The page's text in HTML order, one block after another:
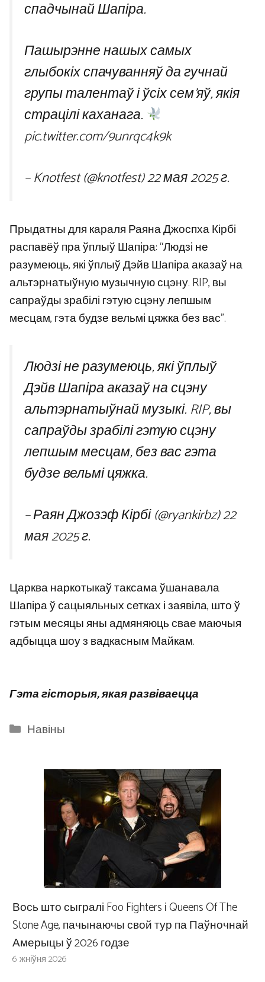
спадчынай Шапіра.
Пашырэнне нашых самых
глыбокіх спачуванняў да гучнай
групы талентаў і ўсіх сем’яў, якія
страцілі каханага.
pic.twitter.com/9unrqc4k9k
– Knotfest (@knotfest)22 мая 2025 г.
Прыдатны для караля Раяна Джоспха Кірбі
распавёў пра ўплыў Шапіра: “Людзі не
разумеюць, які ўплыў Дэйв Шапіра аказаў на
альтэрнатыўную музычную сцэну. RIP, вы
сапраўды зрабілі гэтую сцэну лепшым
месцам, гэта будзе вельмі цяжка без вас”.
Людзі не разумеюць, які ўплыў
Дэйв Шапіра аказаў на сцэну
альтэрнатыўнай музыкі. RIP, вы
сапраўды зрабілі гэтую сцэну
лепшым месцам, без вас гэта
будзе вельмі цяжка.
– Раян Джозэф Кірбі (@ryankirbz)22
мая 2025 г.
Царква наркотыкаў таксама ўшанавала
Шапіра ў сацыяльных сетках і заявіла, што ў
гэтым месяцы яны адмяняюць свае маючыя
адбыцца шоу з вадкасным Майкам.
Гэта гісторыя, якая развіваецца
Categories
Навіны
Вось што сыгралі Foo Fighters і Queens Of The
Stone Age, пачынаючы свой тур па Паўночнай
Амерыцы ў 2026 годзе
6 жніўня 2026